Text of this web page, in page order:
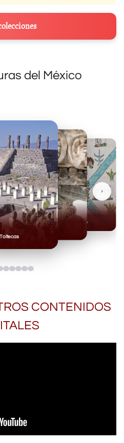
del México
Toltecas
Mexicas
›
CONTENIDOS